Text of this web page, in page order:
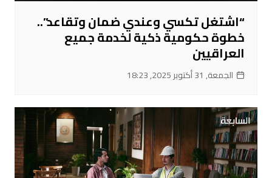
“اشتغل تكسي وعندي ضمان وتقاعد”..
خطوة حكومية ذكية لخدمة جميع
العراقيين
الجمعة, 31 أكتوبر 2025, 18:23